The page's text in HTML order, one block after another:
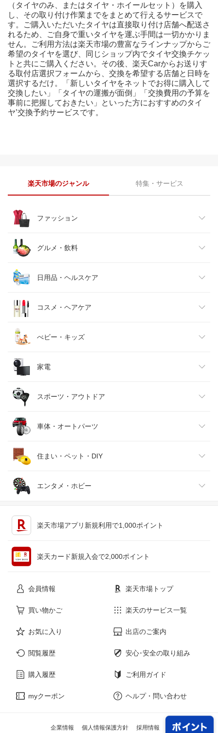
（タイヤのみ、またはタイヤ・ホイールセット）を購入
し、その取り付け作業までをまとめて行えるサービスで
す。ご購入いただいたタイヤは直接取り付け店舗へ配送さ
れるため、ご自身で重いタイヤを運ぶ手間は一切かかりま
せん。ご利用方法は楽天市場の豊富なラインナップからご
希望のタイヤを選び、同じショップ内でタイヤ交換チケッ
トと共にご購入ください。その後、楽天Carからお送りす
る取付店選択フォームから、交換を希望する店舗と日時を
選択するだけ。「新しいタイヤをネットでお得に購入して
交換したい」「タイヤの運搬が面倒」「交換費用の予算を
事前に把握しておきたい」といった方におすすめのタイ
ヤ’交換予約サービスです。
楽天市場のジャンル 特集・サービス
ファッション
レディースファッション
メンズファッション
キッズファッション
ベビーファッション
インナー・下着・ナイトウェア
バッグ・小物・ブランド雑貨
靴
腕時計
ジュエリー・アクセサリー
グルメ・飲料
食品
スイーツ・お菓子
水・ソフトドリンク
ビール・洋酒
ワイン
日本酒・焼酎
日用品・ヘルスケア
日用品雑貨・文房具・手芸
ダイエット・健康
医薬品・コンタクト・介護
コスメ・ヘアケア
美容・コスメ・香水
べビー・キッズ
キッズ・ベビー・マタニティ
おもちゃ
家電
家電
TV・オーディオ・カメラ
スマートフォン・タブレット
パソコン・周辺機器
スポーツ・アウトドア
スポーツ・アウトドア
ゴルフ
車体・オートパーツ
車用品・バイク用品
車・バイク
住まい・ペット・DIY
インテリア・寝具・収納
エンタメ・ホビー
本・雑誌・コミック
楽天市場アプリ新規利用で1,000ポイント
楽天カード新規入会で2,000ポイント
会員情報 楽天市場トップ
買い物かご 楽天のサービス一覧
お気に入り 出店のご案内
閲覧履歴 安心･安全の取り組み
購入履歴 ご利用ガイド
myクーポン ヘルプ・問い合わせ
企業情報 個人情報保護方針 採用情報